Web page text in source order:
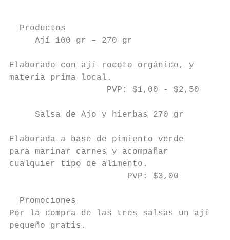
  Productos
Ají 100 gr – 270 gr
Elaborado con ají rocoto orgánico, y
materia prima local.
PVP: $1,00 - $2,50
Salsa de Ajo y hierbas 270 gr
Elaborada a base de pimiento verde
para marinar carnes y acompañar
cualquier tipo de alimento.
PVP: $3,00
Promociones
Por la compra de las tres salsas un ají
pequeño gratis.